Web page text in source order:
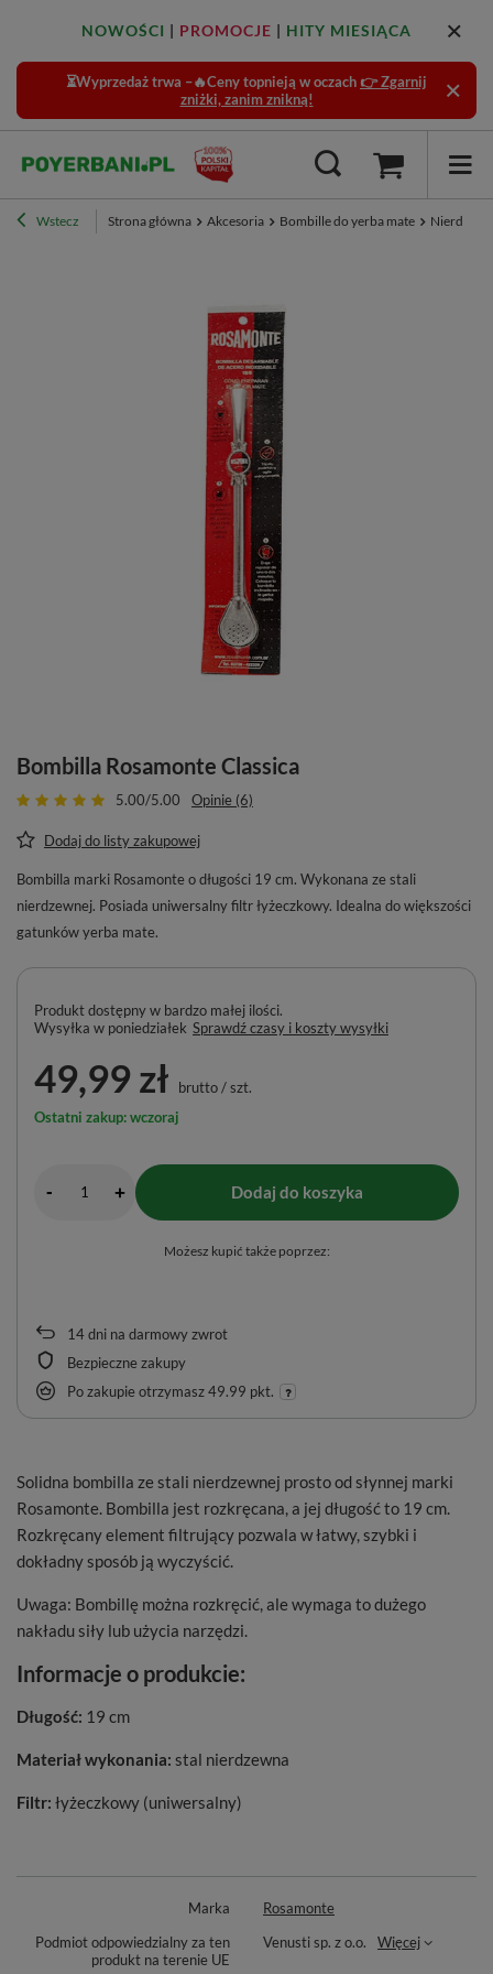
NOWOŚCI | PROMOCJE | HITY MIESIĄCA
⏳Wyprzedaż trwa –🔥Ceny topnieją w oczach 👉 Zgarnij
zniżki, zanim znikną!
Wstecz Strona główna Akcesoria Bombille do yerba mate
Bombilla Rosamonte Classica
5.00/5.00 Opinie (6)
Dodaj do listy zakupowej
Bombilla marki Rosamonte o długości 19 cm. Wykonana ze stali
nierdzewnej. Posiada uniwersalny filtr łyżeczkowy. Idealna do większości
gatunków yerba mate.
14dni na darmowy zwrot
Bezpieczne zakupy
Po zakupie otrzymasz49.99 pkt.
Produkt dostępny w bardzo małej ilości
Wysyłka w poniedziałek Sprawdź czasy i koszty wysyłki
49,99 zł brutto/szt.
Ostatni zakup: wczoraj
- + Dodaj do koszyka
Możesz kupić także poprzez:
Solidna bombilla ze stali nierdzewnej prosto od słynnej marki
Rosamonte. Bombilla jest rozkręcana, a jej długość to 19 cm.
Rozkręcany element filtrujący pozwala w łatwy, szybki i
dokładny sposób ją wyczyścić.
Uwaga: Bombillę można rozkręcić, ale wymaga to dużego
nakładu siły lub użycia narzędzi.
Informacje o produkcie:
Długość: 19 cm
Materiał wykonania: stal nierdzewna
Filtr: łyżeczkowy (uniwersalny)
Marka
Rosamonte
Podmiot odpowiedzialny za ten
produkt na terenie UE
Venusti sp. z o.o. Więcej